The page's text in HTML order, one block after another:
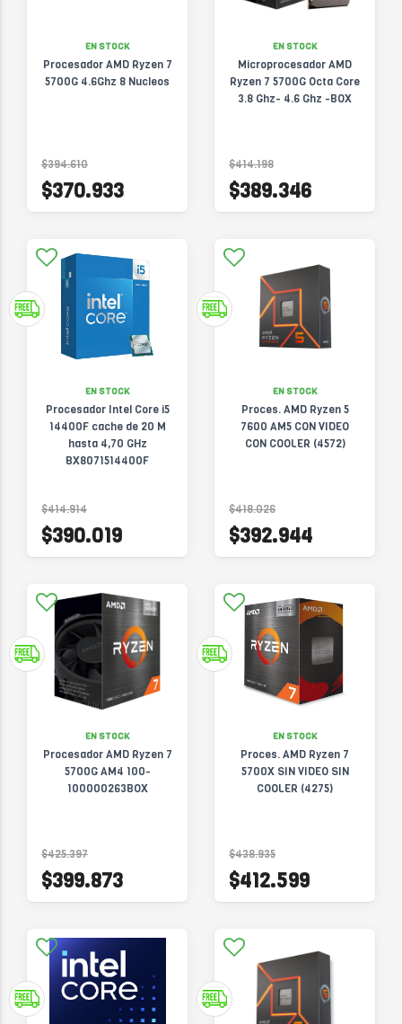
EN STOCK
Procesador AMD Ryzen 7
5700G 4.6Ghz 8 Nucleos
$394.610
$370.933
EN STOCK
Microprocesador AMD
Ryzen 7 5700G Octa Core
3.8 Ghz- 4.6 Ghz -BOX
$414.198
$389.346
EN STOCK
Procesador Intel Core i5
14400F cache de 20 M
hasta 4,70 GHz
BX8071514400F
$414.914
$390.019
EN STOCK
Proces. AMD Ryzen 5
7600 AM5 CON VIDEO
CON COOLER (4572)
$418.026
$392.944
EN STOCK
Procesador AMD Ryzen 7
5700G AM4 100-
100000263BOX
$425.397
$399.873
EN STOCK
Proces. AMD Ryzen 7
5700X SIN VIDEO SIN
COOLER (4275)
$438.935
$412.599